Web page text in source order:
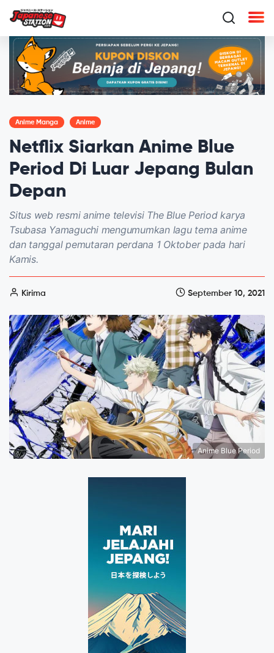
Anime Manga Anime
Netflix Siarkan Anime Blue
Period Di Luar Jepang Bulan
Depan
Situs web resmi anime televisi The Blue Period karya
Tsubasa Yamaguchi mengumumkan lagu tema anime
dan tanggal pemutaran perdana 1 Oktober pada hari
Kamis.
Kirima September 10, 2021
Anime Blue Period